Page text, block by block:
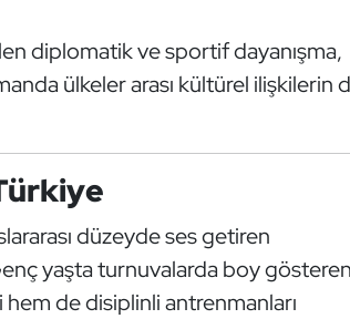
diplomatik ve sportif dayanışma,
ülkeler arası kültürel ilişkilerin
düzeyde ses getiren
yaşta turnuvalarda boy gösteren
de disiplinli antrenmanları